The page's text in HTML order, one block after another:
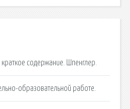
краткое содержание. Шпенглер.
образовательной работе.